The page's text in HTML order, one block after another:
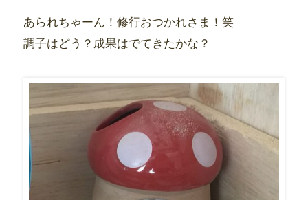
あられちゃーん！修行おつかれさま！笑
調子はどう？成果はでてきたかな？